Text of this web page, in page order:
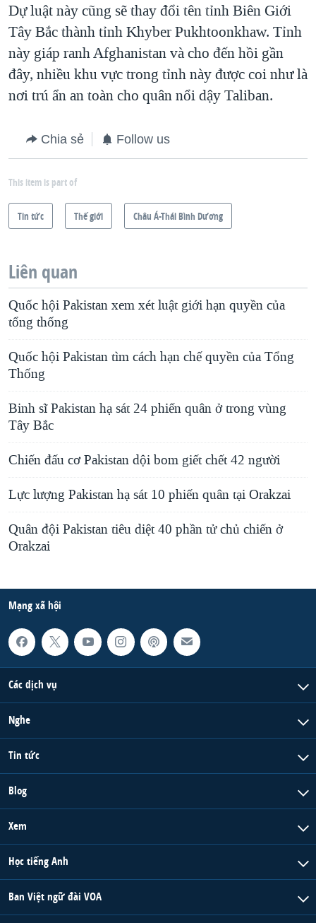
Dự luật này cũng sẽ thay đổi tên tỉnh Biên Giới
Tây Bắc thành tỉnh Khyber Pukhtoonkhaw. Tỉnh
này giáp ranh Afghanistan và cho đến hồi gần
đây, nhiều khu vực trong tỉnh này được coi như là
nơi trú ẩn an toàn cho quân nổi dậy Taliban.
Chia sẻ Follow us
This item is part of
Tin tức Thế giới Châu Á-Thái Bình Dương
Liên quan
Quốc hội Pakistan xem xét luật giới hạn quyền của
tổng thống
Quốc hội Pakistan tìm cách hạn chế quyền của Tổng
Thống
Binh sĩ Pakistan hạ sát 24 phiến quân ở trong vùng
Tây Bắc
Chiến đấu cơ Pakistan dội bom giết chết 42 người
Lực lượng Pakistan hạ sát 10 phiến quân tại Orakzai
Quân đội Pakistan tiêu diệt 40 phần tử chủ chiến ở
Orakzai
Mạng xã hội
Các dịch vụ
Nghe
Tin tức
Blog
Xem
Học tiếng Anh
Ban Việt ngữ đài VOA